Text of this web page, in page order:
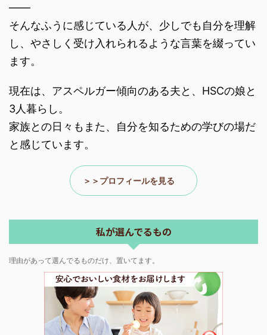
――
そんなふうに感じている人が、少しでも自分を理解
し、やさしく受け入れられるような言葉を綴ってい
ます。
現在は、アスペルガー傾向のある夫と、HSCの娘と
3人暮らし。
家族との日々もまた、自分を知るための学びの場だ
と感じています。
＞＞プロフィールを見る
私が選んでるもの
理由があって選んでるものだけ、置いてます。